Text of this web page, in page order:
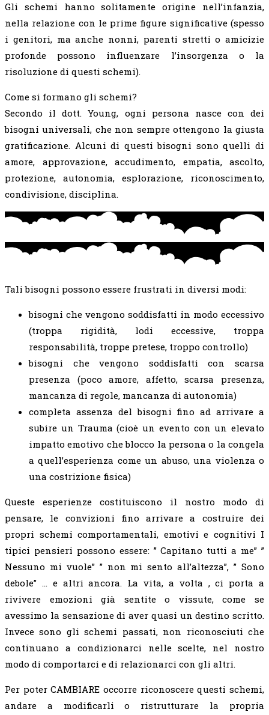
Gli schemi hanno solitamente origine nell’infanzia,
nella relazione con le prime figure significative (spesso
i genitori, ma anche nonni, parenti stretti o amicizie
profonde possono influenzare l’insorgenza o la
risoluzione di questi schemi).
Come si formano gli schemi?
Secondo il dott. Young, ogni persona nasce con dei
bisogni universali, che non sempre ottengono la giusta
gratificazione. Alcuni di questi bisogni sono quelli di
amore, approvazione, accudimento, empatia, ascolto,
protezione, autonomia, esplorazione, riconoscimento,
condivisione, disciplina.
Tali bisogni possono essere frustrati in diversi modi:
bisogni che vengono soddisfatti in modo eccessivo
(troppa rigidità, lodi eccessive, troppa
responsabilità, troppe pretese, troppo controllo)
bisogni che vengono soddisfatti con scarsa
presenza (poco amore, affetto, scarsa presenza,
mancanza di regole, mancanza di autonomia)
completa assenza del bisogni fino ad arrivare a
subire un Trauma (cioè un evento con un elevato
impatto emotivo che blocco la persona o la congela
a quell’esperienza come un abuso, una violenza o
una costrizione fisica)
Queste esperienze costituiscono il nostro modo di
pensare, le convizioni fino arrivare a costruire dei
propri schemi comportamentali, emotivi e cognitivi I
tipici pensieri possono essere: ” Capitano tutti a me” ”
Nessuno mi vuole” ” non mi sento all’altezza”, ” Sono
debole” … e altri ancora. La vita, a volta , ci porta a
rivivere emozioni già sentite o vissute, come se
avessimo la sensazione di aver quasi un destino scritto.
Invece sono gli schemi passati, non riconosciuti che
continuano a condizionarci nelle scelte, nel nostro
modo di comportarci e di relazionarci con gli altri.
Per poter CAMBIARE occorre riconoscere questi schemi,
andare a modificarli o ristrutturare la propria